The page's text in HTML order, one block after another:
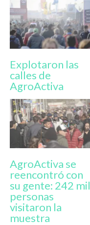
Explotaron las
calles de
AgroActiva
AgroActiva se
reencontró con
su gente: 242 mil
personas
visitaron la
muestra